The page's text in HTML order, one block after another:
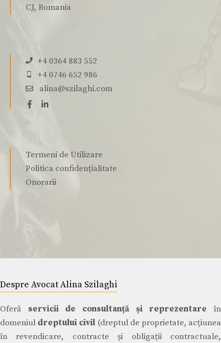
CJ, Romania
+4 0364 883 552
+4 0746 652 986
alina@szilaghi.com
Termeni de Utilizare
Politica confidențialitate
Onorarii
Despre Avocat Alina Szilaghi
Oferă servicii de consultanță și reprezentare în
domeniul dreptului civil (dreptul de proprietate, acțiunea
în revendicare, contracte și obligații contractuale,